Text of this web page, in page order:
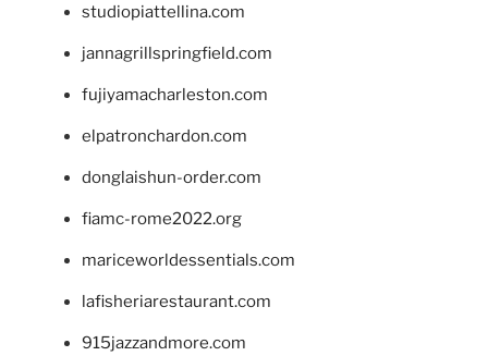
studiopiattellina.com
jannagrillspringfield.com
fujiyamacharleston.com
elpatronchardon.com
donglaishun-order.com
fiamc-rome2022.org
mariceworldessentials.com
lafisheriarestaurant.com
915jazzandmore.com